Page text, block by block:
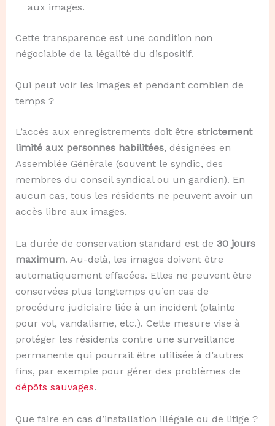
aux images.
Cette transparence est une condition non
négociable de la légalité du dispositif.
Qui peut voir les images et pendant combien de
temps ?
L’accès aux enregistrements doit être strictement
limité aux personnes habilitées, désignées en
Assemblée Générale (souvent le syndic, des
membres du conseil syndical ou un gardien). En
aucun cas, tous les résidents ne peuvent avoir un
accès libre aux images.
La durée de conservation standard est de 30 jours
maximum. Au-delà, les images doivent être
automatiquement effacées. Elles ne peuvent être
conservées plus longtemps qu’en cas de
procédure judiciaire liée à un incident (plainte
pour vol, vandalisme, etc.). Cette mesure vise à
protéger les résidents contre une surveillance
permanente qui pourrait être utilisée à d’autres
fins, par exemple pour gérer des problèmes de
dépôts sauvages.
Que faire en cas d’installation illégale ou de litige ?